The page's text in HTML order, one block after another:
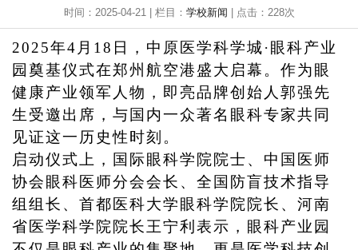
时间：2025-04-21 | 栏目： 学校新闻 | 点击：228次
2025年4月18日，中原医学科学城·眼科产业
园奠基仪式在郑州航空港盛大启幕。作为眼
健康产业领军人物，即亮品牌创始人郭强先
生受邀出席，与国内一众著名眼科专家共同
见证这一历史性时刻。
启动仪式上，国际眼科学院院士、中国医师
协会眼科医师分会会长、全国防盲技术指导
组组长、首都医科大学眼科学院院长、河南
省医学科学院院长王宁利表示，眼科产业园